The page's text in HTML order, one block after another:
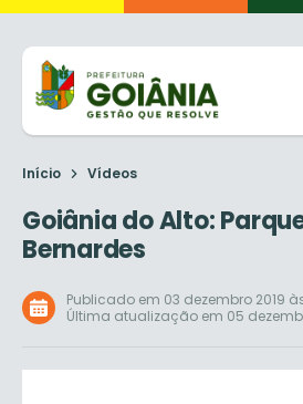
Início Vídeos
Goiânia do Alto:
Bernardes
Publicado em 03 dezembro 2019
Última atualização em 05